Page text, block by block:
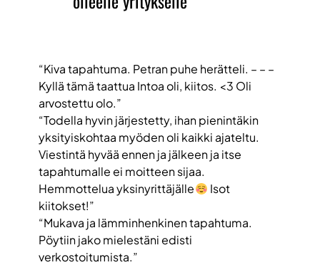
“Kiva tapahtuma. Petran puhe herätteli. – – –
Kyllä tämä taattua Intoa oli, kiitos. <3 Oli
arvostettu olo.”
“Todella hyvin järjestetty, ihan pienintäkin
yksityiskohtaa myöden oli kaikki ajateltu.
Viestintä hyvää ennen ja jälkeen ja itse
tapahtumalle ei moitteen sijaa.
Hemmottelua yksinyrittäjälle
Isot
kiitokset!”
“Mukava ja lämminhenkinen tapahtuma.
Pöytiin jako mielestäni edisti
verkostoitumista.”